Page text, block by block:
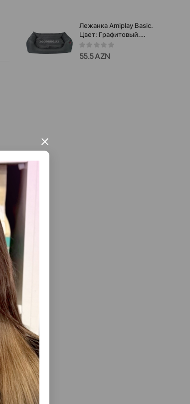
×
ЛАКОМСТВО ДЛЯ СОБАК CARNILOVE
РОЗМАРИНОМ ДЛЯ СОБАК 200 ГР #7311.
Лежанка Amiplay Basic.
Цвет: Графитовый.
Размер: S. 58х46х17 см.
Код товара: 246546.
55.5 AZN